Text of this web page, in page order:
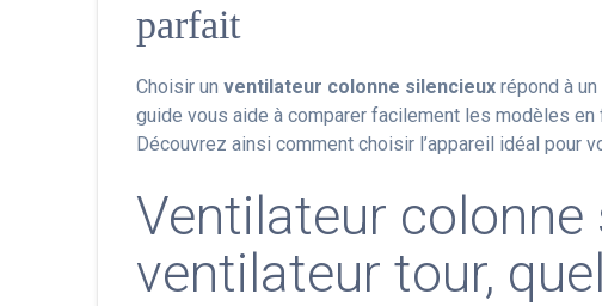
parfait
Choisir unventilateur colonne silencieux répond à
guide vous aide à comparer facilement les modèles
Découvrez ainsi comment choisir l’appareil idéal pour
Ventilateur colonne
ventilateur tour,